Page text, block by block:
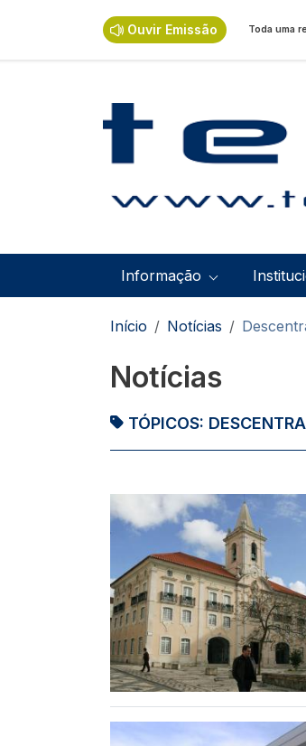
Ouvir Emissão Toda uma
Navegação
Informação
Navegação
Início Notícias
Notícias
TÓPICOS: